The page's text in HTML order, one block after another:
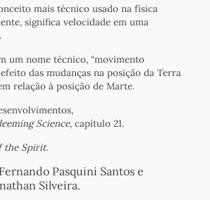
mais técnico usado na física
significa velocidade em uma
um nome técnico, “movimento
das mudanças na posição da Terra
relação à posição de Marte.
Science, capítulo 21.
the Spirit.
Pasquini Santos e
Silveira.